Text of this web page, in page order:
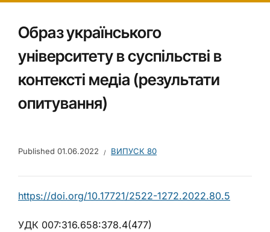
Образ українського
університету в суспільстві в
контексті медіа (результати
опитування)
Published 01.06.2022 ВИПУСК 80
https://doi.org/10.17721/2522-1272.2022.80.5
УДК 007:316.658:378.4(477)